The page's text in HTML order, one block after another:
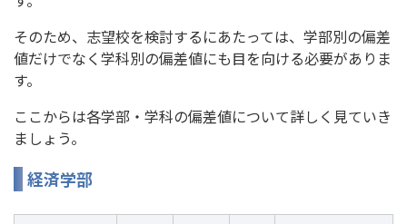
そのため、志望校を検討するにあたっては、学部別の偏差
値だけでなく学科別の偏差値にも目を向ける必要がありま
す。
ここからは各学部・学科の偏差値について詳しく見ていき
ましょう。
経済学部